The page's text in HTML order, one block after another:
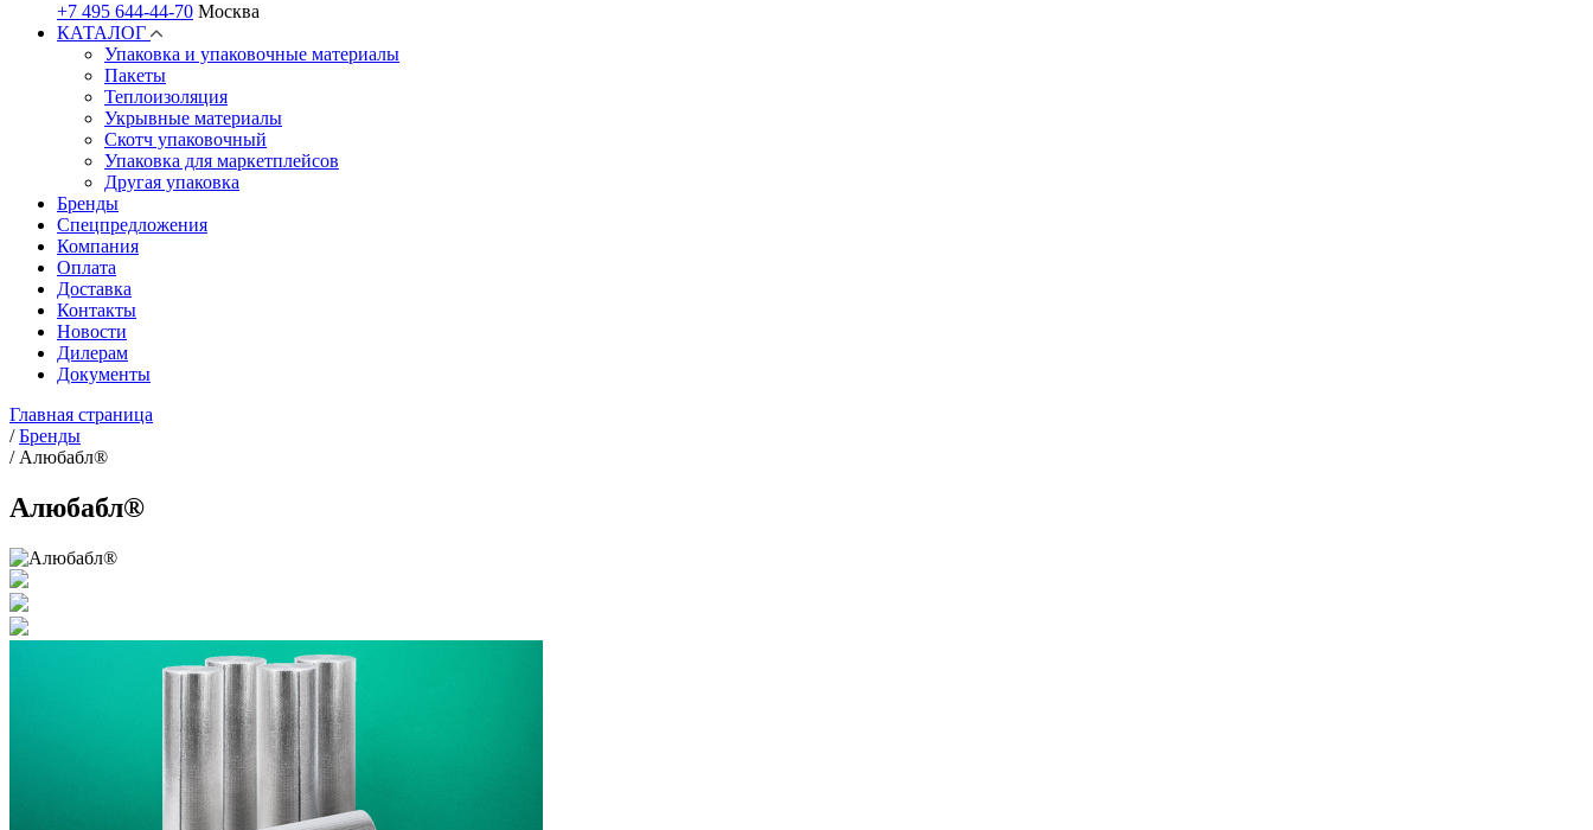
+7 495 644-44-70 Москва
КАТАЛОГ
Упаковка и упаковочные материалы
Пакеты
Теплоизоляция
Укрывные материалы
Скотч упаковочный
Упаковка для маркетплейсов
Другая упаковка
Бренды
Спецпредложения
Компания
Оплата
Доставка
Контакты
Новости
Дилерам
Документы
Главная страница
/ Бренды
/ Алюбабл®
Алюбабл®